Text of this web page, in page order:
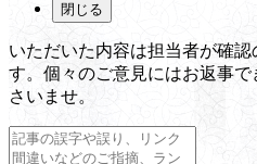
閉じる
いただいた内容は担当者が確
す。個々のご意見にはお返事
さいませ。